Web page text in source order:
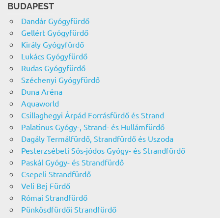
BUDAPEST
Dandár Gyógyfürdő
Gellért Gyógyfürdő
Király Gyógyfürdő
Lukács Gyógyfürdő
Rudas Gyógyfürdő
Széchenyi Gyógyfürdő
Duna Aréna
Aquaworld
Csillaghegyi Árpád Forrásfürdő és Strand
Palatinus Gyógy-, Strand- és Hullámfürdő
Dagály Termálfürdő, Strandfürdő és Uszoda
Pesterzsébeti Sós-jódos Gyógy- és Strandfürdő
Paskál Gyógy- és Strandfürdő
Csepeli Strandfürdő
Veli Bej Fürdő
Római Strandfürdő
Pünkösdfürdői Strandfürdő